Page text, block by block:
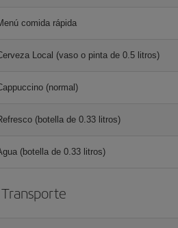
comida rápida
Local (vaso o pinta de 0.5 litros)
(normal)
(botella de 0.33 litros)
(botella de 0.33 litros)
Transporte